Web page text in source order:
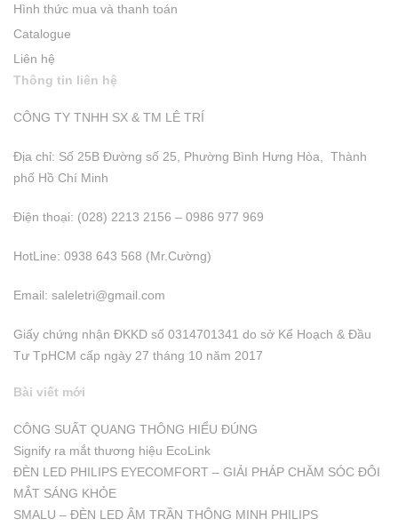
Hình thức mua và thanh toán
Catalogue
Liên hệ
Thông tin liên hệ
CÔNG TY TNHH SX & TM LÊ TRÍ
Địa chỉ: Số 25B Đường số 25, Phường Bình Hưng Hòa, Thành
phố Hồ Chí Minh
Điện thoại: (028) 2213 2156 – 0986 977 969
HotLine: 0938 643 568 (Mr.Cường)
Email: saleletri@gmail.com
Giấy chứng nhận ĐKKD số 0314701341 do sở Kể Hoạch & Đầu
Tư TpHCM cấp ngày 27 tháng 10 năm 2017
Bài viết mới
CÔNG SUẤT QUANG THÔNG HIỂU ĐÚNG
Signify ra mắt thương hiệu EcoLink
ĐÈN LED PHILIPS EYECOMFORT – GIẢI PHÁP CHĂM SÓC ĐÔI
MẮT SÁNG KHỎE
SMALU – ĐÈN LED ÂM TRẦN THÔNG MINH PHILIPS